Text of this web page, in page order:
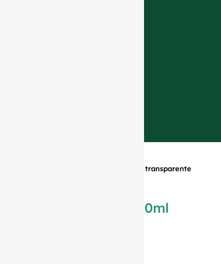
Bouteille à vis transparente
transparente de 750ml